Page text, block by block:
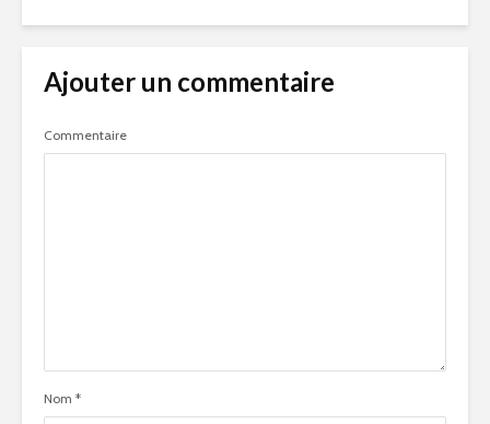
Ajouter un commentaire
Commentaire
Nom *